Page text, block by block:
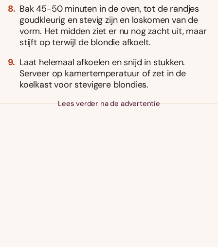
Bak 45-50 minuten in de oven, tot de randjes
goudkleurig en stevig zijn en loskomen van de
vorm. Het midden ziet er nu nog zacht uit, maar
stijft op terwijl de blondie afkoelt.
Laat helemaal afkoelen en snijd in stukken.
Serveer op kamertemperatuur of zet in de
koelkast voor stevigere blondies.
Lees verder na de advertentie